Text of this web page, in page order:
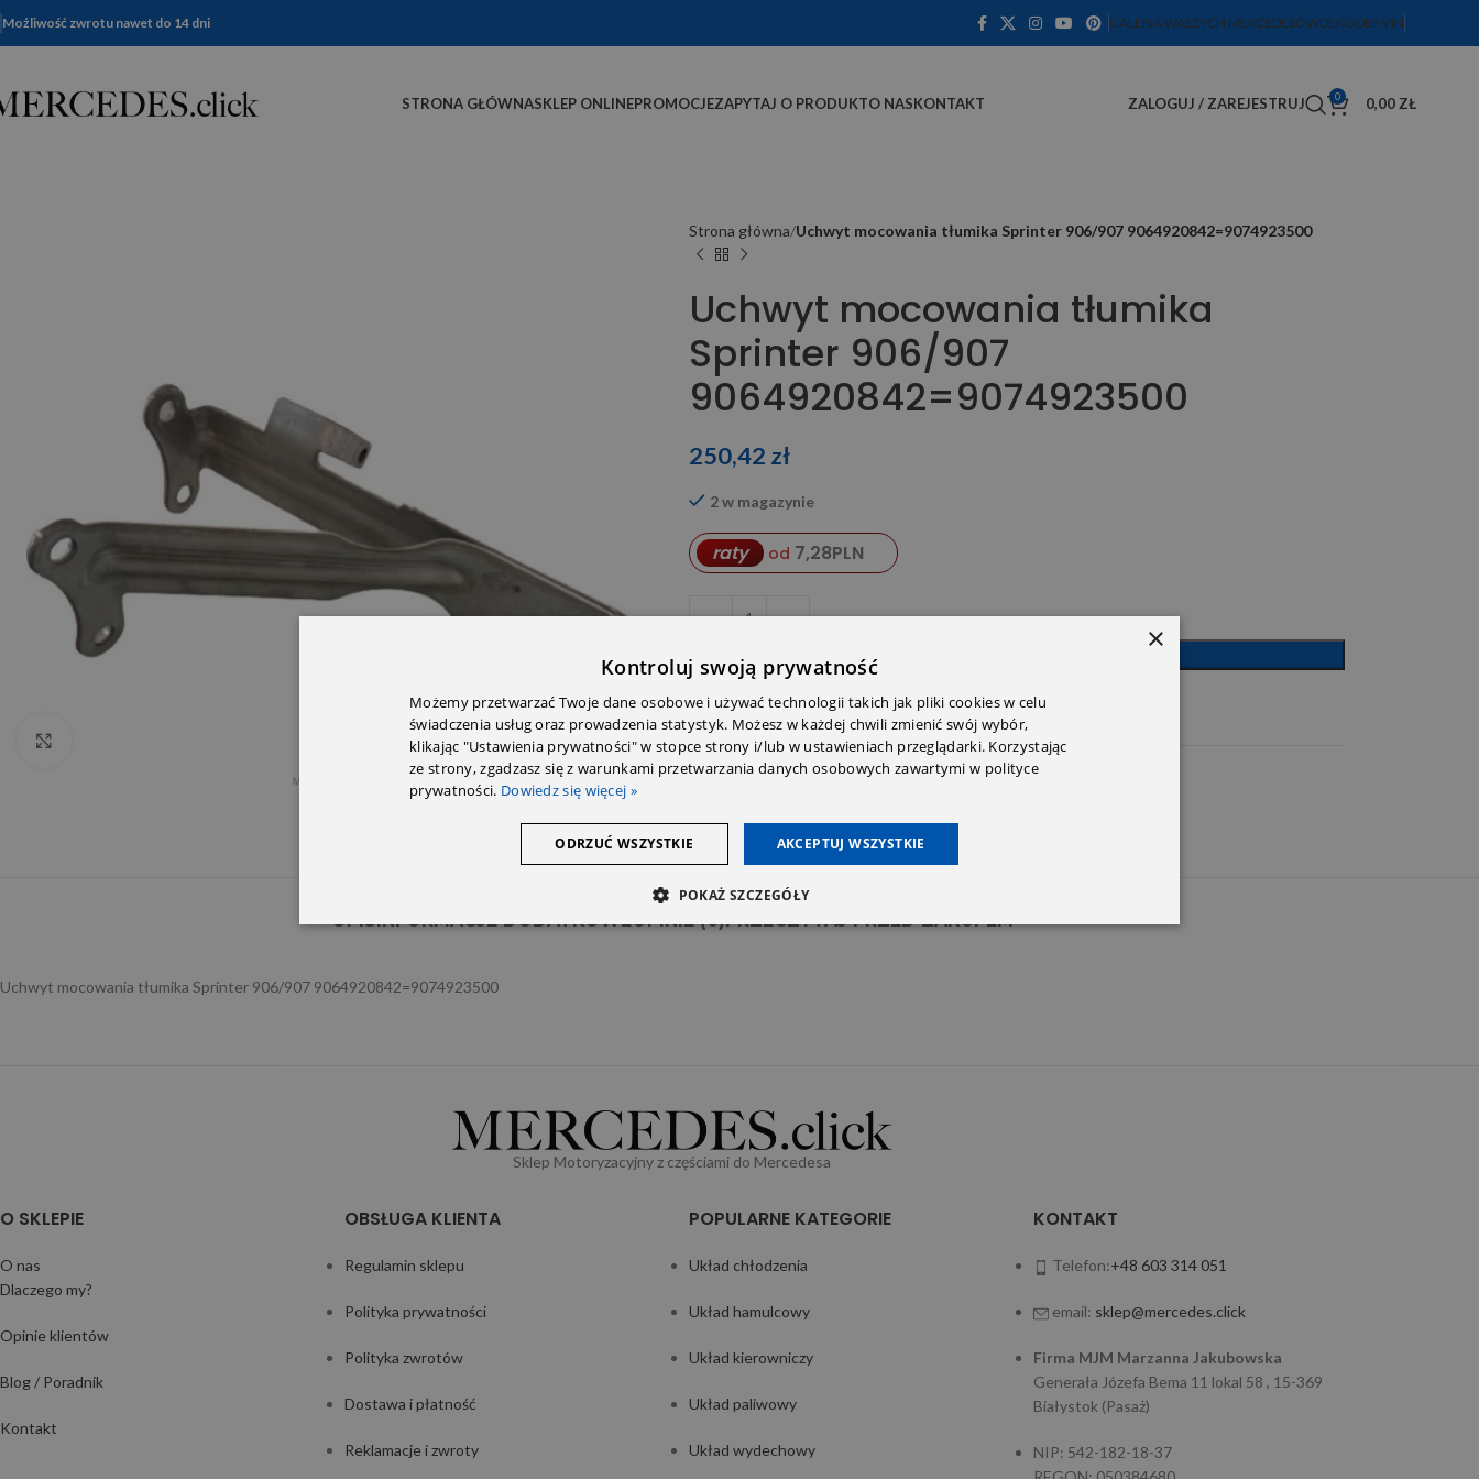
Możliwość zwrotu nawet do 14 dni GALERIA WASZYCH MERCEDESÓWDEKODER VIN
STRONA GŁÓWNASKLEP ONLINEPROMOCJEZAPYTAJ O PRODUKTO NASKONTAKT ZALOGUJ / ZAREJESTRUJ 0 0,00 ZŁ
Strona główna Uchwyt mocowania tłumika Sprinter 906/907 9064920842=9074923500
Uchwyt mocowania tłumika
Sprinter 906/907
9064920842=9074923500
250,42 zł
2 w magazynie
raty od 7,28PLN
Porównywarka Ulubione
SKU:9074923500
OPISINFORMACJE DODATKOWEOPINIE (0)PRZECZYTAJ PRZED ZAKUPEM
Uchwyt mocowania tłumika Sprinter 906/907 9064920842=9074923500
Sklep Motoryzacyjny z częściami do Mercedesa
O SKLEPIE
O nas
Dlaczego my?
Opinie klientów
Blog / Poradnik
Kontakt
OBSŁUGA KLIENTA
Regulamin sklepu
Polityka prywatności
Polityka zwrotów
Dostawa i płatność
Reklamacje i zwroty
POPULARNE KATEGORIE
Układ chłodzenia
Układ hamulcowy
Układ kierowniczy
Układ paliwowy
Układ wydechowy
KONTAKT
Telefon:+48 603 314 051
email: sklep@mercedes.click
Firma MJM Marzanna Jakubowska
Generała Józefa Bema 11 lokal 58 , 15-369
Białystok (Pasaż)
NIP: 542-182-18-37
×
Kontroluj swoją prywatność
Możemy przetwarzać Twoje dane osobowe i używać technologii takich jak pliki cookies w celu
świadczenia usług oraz prowadzenia statystyk. Możesz w każdej chwili zmienić swój wybór,
klikając "Ustawienia prywatności" w stopce strony i/lub w ustawieniach przeglądarki. Korzystając
ze strony, zgadzasz się z warunkami przetwarzania danych osobowych zawartymi w polityce
prywatności. Dowiedz się więcej »
AKCEPTUJ WSZYSTKIE
ODRZUĆ WSZYSTKIE
POKAŻ SZCZEGÓŁY